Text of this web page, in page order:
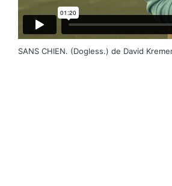
SANS CHIEN. (Dogless.) de David